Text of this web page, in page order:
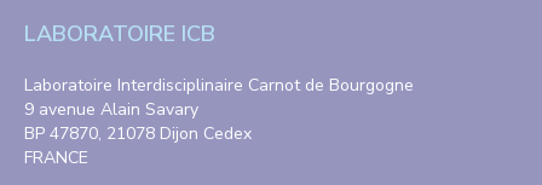
LABORATOIRE ICB
Laboratoire Interdisciplinaire Carnot de Bourgogne
9 avenue Alain Savary
BP 47870, 21078 Dijon Cedex
FRANCE